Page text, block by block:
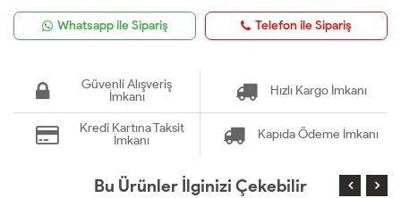
Whatsapp ile Sipariş Telefon ile Sipariş
Güvenli Alışveriş
İmkanı
Hızlı Kargo İmkanı
Kredi Kartına Taksit
İmkanı
Kapıda Ödeme İmkanı
Bu Ürünler İlginizi Çekebilir